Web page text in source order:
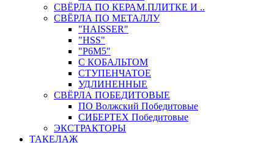
СВЁРЛА ПО КЕРАМ.ПЛИТКЕ И ..
СВЁРЛА ПО МЕТАЛЛУ
"HAISSER"
"HSS"
"Р6М5"
С КОБАЛЬТОМ
СТУПЕНЧАТОЕ
УДЛИНЕННЫЕ
СВЁРЛА ПОБЕДИТОВЫЕ
ПО Волжский Победитовые
СИБЕРТЕХ Победитовые
ЭКСТРАКТОРЫ
ТАКЕЛАЖ